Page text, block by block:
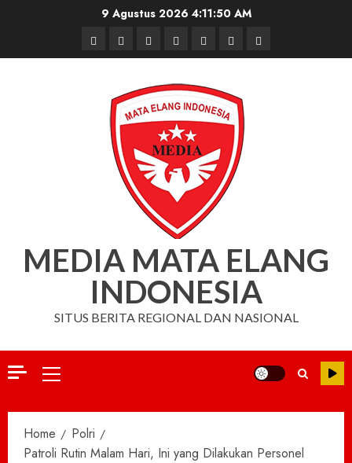
9 Agustus 2026 4:11:50 AM
BerandaNasionalDaerahHukum
dan
Kriminal
Pendidikan
Box
Redaksi
Iklan
MEDIA MATA ELANG
INDONESIA
SITUS BERITA REGIONAL DAN NASIONAL
Primary
Home
Polri
Patroli Rutin Malam Hari, Ini yang Dilakukan Personel